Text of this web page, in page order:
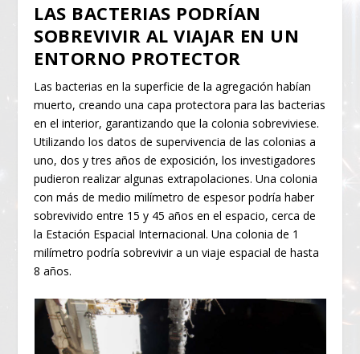
LAS BACTERIAS PODRÍAN
SOBREVIVIR AL VIAJAR EN UN
ENTORNO PROTECTOR
Las bacterias en la superficie de la agregación habían
muerto, creando una capa protectora para las bacterias
en el interior, garantizando que la colonia sobreviviese.
Utilizando los datos de supervivencia de las colonias a
uno, dos y tres años de exposición, los investigadores
pudieron realizar algunas extrapolaciones. Una colonia
con más de medio milímetro de espesor podría haber
sobrevivido entre 15 y 45 años en el espacio, cerca de
la Estación Espacial Internacional. Una colonia de 1
milímetro podría sobrevivir a un viaje espacial de hasta
8 años.